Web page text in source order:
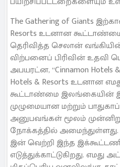
The Gathering of Giants
Resorts உடனான கூட்டாண்மை
தெரிவித்த செலான்
விற்பனைப் பிரிவின் உதவி
அபயரட்ன, “Cinnamon Hotels
Hotels & Resorts உடனான
கூட்டாண்மை இலங்கையின்
முழுமையான மற்றும்
அனுபவங்கள் மூலம்
நோக்கத்தில் அமைந்துள்ளது.
இன் வெற்றி இந்த
எடுத்துக்காட்டுகிறது.